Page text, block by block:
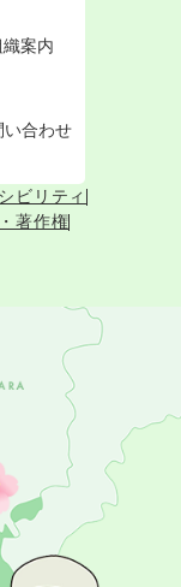
案内
い合わせ
ビリティ
著作権